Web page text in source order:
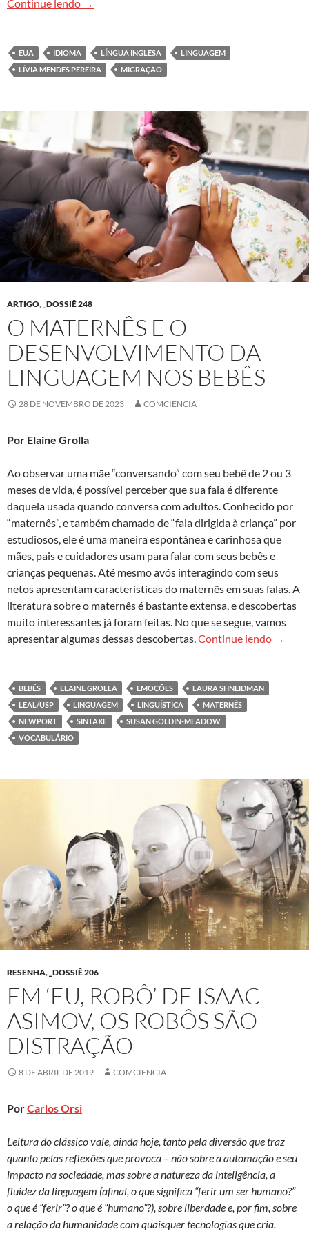
Continue lendo Desafios linguísticos dos imigrantes nos
→
EUA IDIOMA LÍNGUA INGLESA
LINGUAGEM
LÍVIA MENDES PEREIRA
MIGRAÇÃO
ARTIGO, _DOSSIÊ 248
O MATERNÊS E O
DESENVOLVIMENTO DA
LINGUAGEM NOS BEBÊS
28 DE NOVEMBRO DE 2023 COMCIENCIA
Por Elaine Grolla
Ao observar uma mãe “conversando” com seu bebê de 2 ou 3
meses de vida, é possível perceber que sua fala é diferente
daquela usada quando conversa com adultos. Conhecido por
“maternês”, e também chamado de “fala dirigida à criança” por
estudiosos, ele é uma maneira espontânea e carinhosa que
mães, pais e cuidadores usam para falar com seus bebês e
crianças pequenas. Até mesmo avós interagindo com seus
netos apresentam características do maternês em suas falas. A
literatura sobre o maternês é bastante extensa, e descobertas
muito interessantes já foram feitas. No que se segue, vamos
apresentar algumas dessas descobertas.Continue lendo O
→
BEBÊS ELAINE GROLLA EMOÇÕES
LAURA SHNEIDMAN
LEAL/USP
LINGUAGEM LINGUÍSTICA
MATERNÊS
NEWPORT
SINTAXE
SUSAN GOLDIN-MEADOW
VOCABULÁRIO
RESENHA, _DOSSIÊ 206
EM ‘EU, ROBÔ’ DE ISAAC
ASIMOV, OS ROBÔS SÃO
DISTRAÇÃO
8 DE ABRIL DE 2019 COMCIENCIA
PorCarlos Orsi
Leitura do clássico vale, ainda hoje, tanto pela diversão que traz
quanto pelas reflexões que provoca – não sobre a automação e seu
impacto na sociedade, mas sobre a natureza da inteligência, a
fluidez da linguagem (afinal, o que significa “ferir um ser humano?”
o que é “ferir”? o que é “humano”?), sobre liberdade e, por fim, sobre
a relação da humanidade com quaisquer tecnologias que cria.